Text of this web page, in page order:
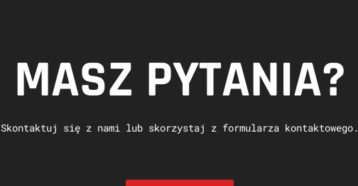
MASZ PYTANIA?
Skontaktuj się z nami lub skorzystaj z formularza kontaktowego.